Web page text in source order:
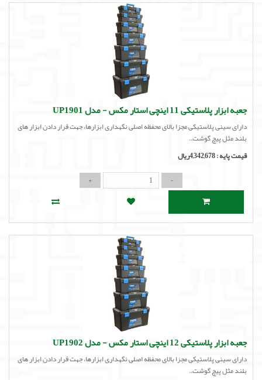
جعبه ابزار پلاستیکی 11 اینچی استار مکس - مدل UP1901
دارای سینی پلاستیکی مجزا بالای محفظه اصلی نگهداری ابزارها، جهت قرار دادن ابزار های
بلند مثل پیچ گوشت..
قیمت پایه :4,342,678ریال
جعبه ابزار پلاستیکی 12 اینچی استار مکس - مدل UP1902
دارای سینی پلاستیکی مجزا بالای محفظه اصلی نگهداری ابزارها، جهت قرار دادن ابزار های
بلند مثل پیچ گوشت..